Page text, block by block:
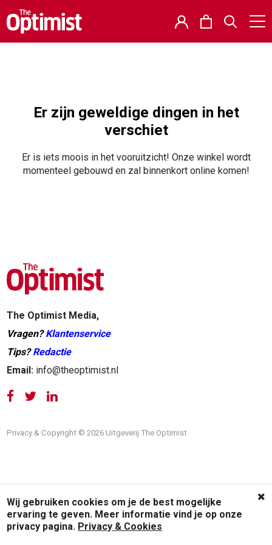
Er zijn geweldige dingen in het
verschiet
Er is iets moois in het vooruitzicht! Onze winkel wordt
momenteel gebouwd en zal binnenkort online komen!
The Optimist Media,
Vragen? Klantenservice
Tips? Redactie
Email: info@theoptimist.nl
Privacy & Copyright © 2026 Uitgeverij The Optimist
Wij gebruiken cookies om je de best mogelijke
ervaring te geven. Meer informatie vind je op onze
privacy pagina. Privacy & Cookies